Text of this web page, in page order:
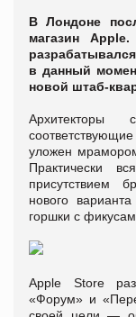
В Лондоне
магазин
в данный
новой штаб-
Архитекторы
уложен
Практически
присутствием
нового
горшки с
Apple Store
«Форум» и